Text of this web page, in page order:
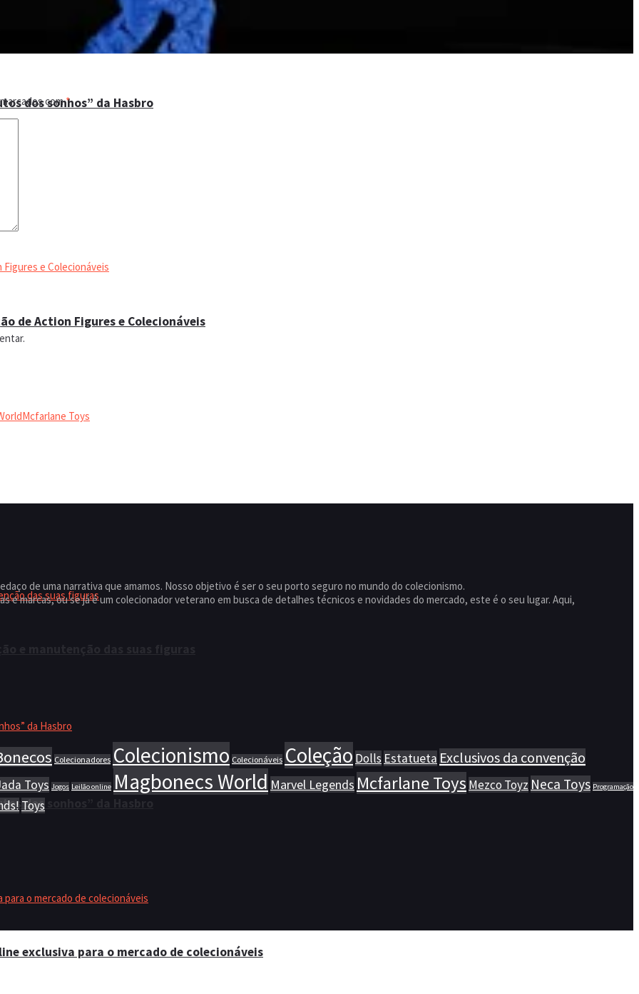
dos sonhos” da Hasbro
dos sonhos” da Hasbro
de Action Figures e Colecionáveis
e manutenção das suas figuras
exclusiva para o mercado de colecionáveis
com*
Mcfarlane Toys
de uma narrativa que amamos. Nosso objetivo é ser o seu porto seguro no mundo do colecionismo.
marcas, ou se já é um colecionador veterano em busca de detalhes técnicos e novidades do mercado, este é o seu lugar. Aqui,
Colecionadores Colecionismo Colecionáveis Coleção Dolls Estatueta Exclusivos da convenção
Toys Jogos Leilão online Magbonecs World Marvel Legends Mcfarlane Toys Mezco Toyz Neca Toys Programação
Toys